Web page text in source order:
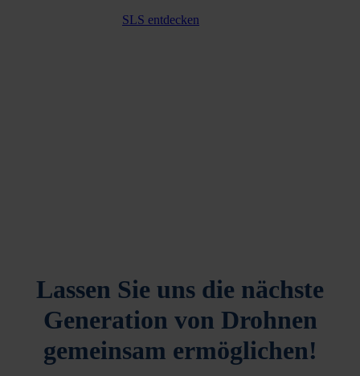
SLS entdecken
Lassen Sie uns die nächste
Generation von Drohnen
gemeinsam ermöglichen!